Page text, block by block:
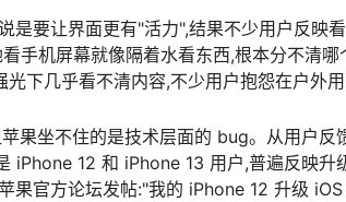
是要让界面更有"活力",结果不少用户反映
手机屏幕就像隔着水看东西,根本分不清
下几乎看不清内容,不少用户抱怨在户外
果坐不住的是技术层面的 bug。从用户反
iPhone 12 和 iPhone 13 用户,普遍反映升
果官方论坛发帖:"我的 iPhone 12 升级